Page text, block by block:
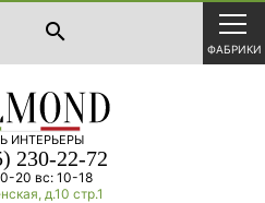
search
ФАБРИКИ
ИНТЕРЬЕРЫ
230-22-72
20 вс: 10-18
д.10 стр.1